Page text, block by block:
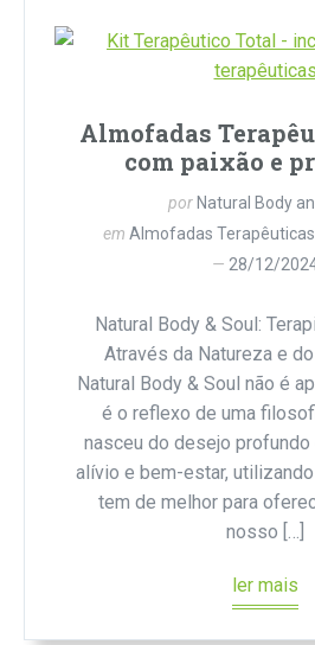
Almofadas
com paixão e
por Natural Body
emAlmofadas Terapêuticas
28/12/
Natural Body & Soul:
Através da Natureza e
Natural Body & Soul não é
é o reflexo de uma
nasceu do desejo
alívio e bem-estar,
tem de melhor para
nosso […]
ler mais